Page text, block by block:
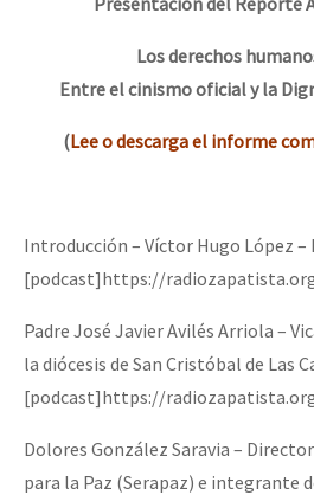
Los derechos
Entre el cinismo oficial y la
(Lee o descarga el informe
Introducción – Víctor Hugo López –
[podcast]https://
Padre José Javier Avilés Arriola –
la diócesis de San Cristóbal de Las
[podcast]https://
Dolores González Saravia –
para la Paz (Serapaz) e integrante